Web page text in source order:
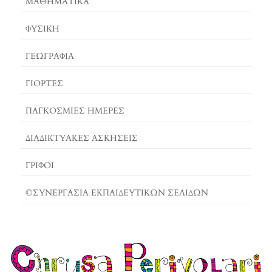
ΦΥΣΙΚΗ
ΓΕΩΓΡΑΦΊΑ
ΓΙΟΡΤΈΣ
ΠΑΓΚΟΣΜΙΕΣ ΗΜΕΡΕΣ
ΔΙΑΔΙΚΤΥΑΚΈΣ ΑΣΚΉΣΕΙΣ
ΓΡΙΦΟΙ
©ΣΥΝΕΡΓΑΣΙΑ ΕΚΠΑΙΔΕΥΤΙΚΩΝ ΣΕΛΙΔΩΝ